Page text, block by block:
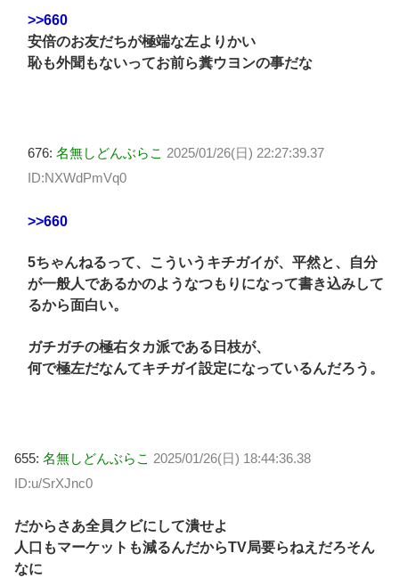
>>660
安倍のお友だちが極端な左よりかい
恥も外聞もないってお前ら糞ウヨンの事だな
676: 名無しどんぶらこ 2025/01/26(日) 22:27:39.37
ID:NXWdPmVq0
>>660
5ちゃんねるって、こういうキチガイが、平然と、自分
が一般人であるかのようなつもりになって書き込みして
るから面白い。
ガチガチの極右タカ派である日枝が、
何で極左だなんてキチガイ設定になっているんだろう。
655: 名無しどんぶらこ 2025/01/26(日) 18:44:36.38
ID:u/SrXJnc0
だからさあ全員クビにして潰せよ
人口もマーケットも減るんだからTV局要らねえだろそん
なに